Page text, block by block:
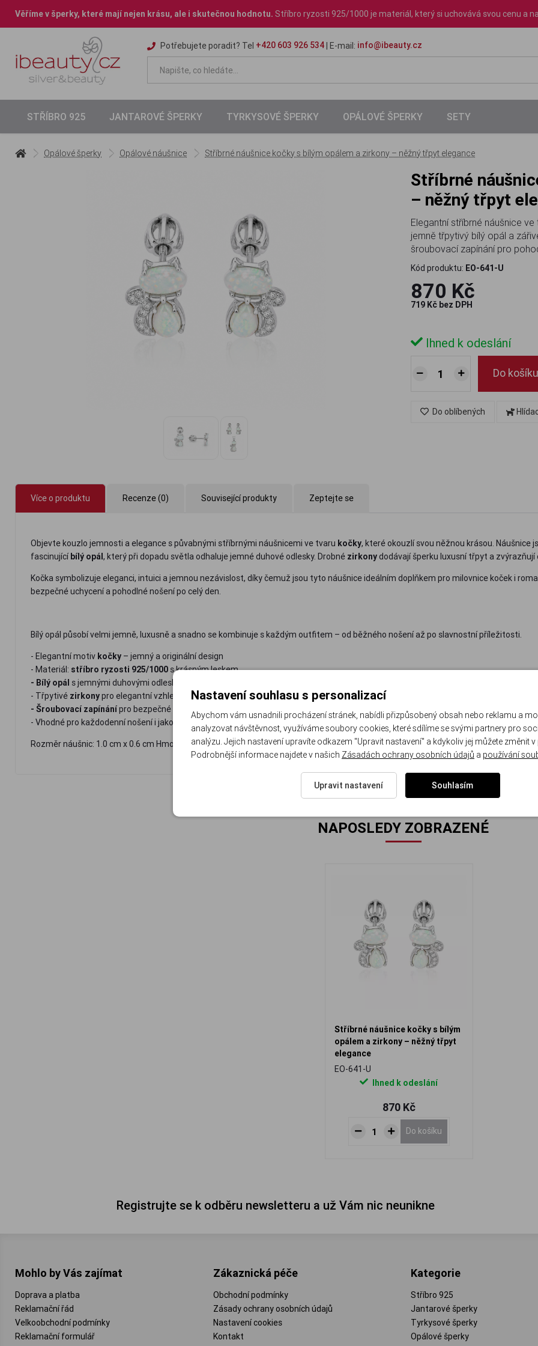
Věříme v šperky, které mají nejen krásu, ale i skutečnou hodnotu.Stříbro ryzosti 925/1000 je materiál, který si uchovává svou cenu a
Potřebujete poradit? Tel +420 603 926 534| E-mail: info@ibeauty.cz
STŘÍBRO 925 JANTAROVÉ ŠPERKY TYRKYSOVÉ ŠPERKY OPÁLOVÉ ŠPERKY SETY
Opálové šperky Opálové náušnice Stříbrné náušnice kočky s bílým opálem a zirkony – něžný třpyt elegance
Stříbrné náušnice kočky s bílým opálem a zirkony
– něžný třpyt
Elegantní stříbrné náušnice
jemně třpytivý bílý opál a
šroubovací zapínání pro
Kód produktu: EO-641-U
870 Kč
719 Kč bez DPH
Ihned k odeslání
Do košíku
Do oblíbených
Více o produktu Recenze (0) Související produkty Zeptejte se
Objevte kouzlo jemnosti a elegance s půvabnými stříbrnými náušnicemi ve tvaru kočky, které okouzlí svou něžnou krásou. Náušnice
fascinujícíbílý opál, který při dopadu světla odhaluje jemné duhové odlesky. Drobné zirkonydodávají šperku luxusní třpyt a
Kočka symbolizuje eleganci, intuici a jemnou nezávislost, díky čemuž jsou tyto náušnice ideálním doplňkem pro milovnice koček i
bezpečné uchycení a pohodlné nošení po celý den.
Bílý opál působí velmi jemně, luxusně a snadno se kombinuje s každým outfitem – od běžného nošení až po slavnostní příležitosti.
- Elegantní motiv kočky – jemný a originální design
- Materiál: stříbro ryzosti 925/1000 s krásným leskem
- Bílý opál s jemnými duhovými odlesky
- Třpytivé zirkonypro elegantní vzhled
- Šroubovací zapínánípro bezpečné a pohodlné nošení
- Vhodné pro každodenní nošení i jako krásný dárek
Rozměr náušnic: 1.0 cm x 0.6 cm Hmotnost náušnic: 1.4 g.
NAPOSLEDY ZOBRAZENÉ
Stříbrné náušnice kočky s bílým
opálem a zirkony – něžný třpyt
elegance
EO-641-U
Ihned k odeslání
870 Kč
Do košíku
Registrujte se k odběru newsletteru a už Vám nic neunikne
Mohlo by Vás zajímat
Doprava a platba
Reklamační řád
Velkoobchodní podmínky
Reklamační formulář
Zákaznická péče
Obchodní podmínky
Zásady ochrany osobních údajů
Nastavení cookies
Kontakt
Kategorie
Stříbro 925
Jantarové šperky
Tyrkysové šperky
Opálové šperky
Nastavení souhlasu s personalizací
Abychom vám usnadnili procházení stránek, nabídli přizpůsobený obsah nebo reklamu a
analyzovat návštěvnost, využíváme soubory cookies, které sdílíme se svými partnery pro
analýzu. Jejich nastavení upravíte odkazem "Upravit nastavení" a kdykoliv jej můžete změnit
Podrobnější informace najdete v našich Zásadách ochrany osobních údajů a používání
Upravit nastavení Souhlasím